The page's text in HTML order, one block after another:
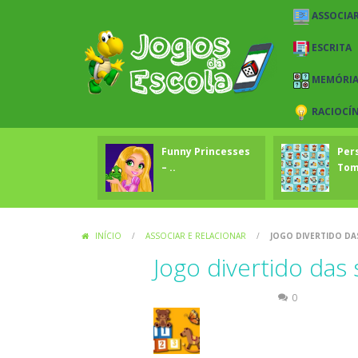
ESCRITA
MEMÓRIA
Funny Princesses
– ..
Tom
INÍCIO / ASSOCIAR E RELACIONAR / JOGO DIVERTIDO
Jogo divertido das
0